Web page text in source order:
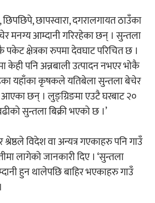
चलचित्र ‘माया भनेकै यस्तो होला’को शीर्ष गीत
सार्वजनिक
छापस्वारा, दगरालगायत ठाउँका
आम्दानी गरिरहेका छन् । सुन्तला
पकेट क्षेत्रका रुपमा देवघाट परिचित छ ।
केही पनि अन्नबाली उत्पादन नभएर भोकै
यहाँका कृषकले यतिबेला सुन्तला बेचेर
आएका छन् । लुङ्ग्रिङमा एउटै घरबाट २०
सुन्तला बिक्री भएको छ ।’
विदेश वा अन्यत्र गएकाहरु पनि गाउँ
लागेको जानकारी दिए । ‘सुन्तला
हुन थालेपछि बाहिर भएकाहरु गाउँ